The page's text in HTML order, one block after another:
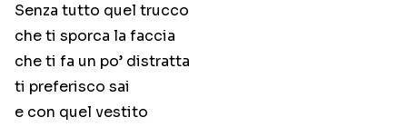
Senza tutto quel trucco
che ti sporca la faccia
che ti fa un po’ distratta
ti preferisco sai
e con quel vestito